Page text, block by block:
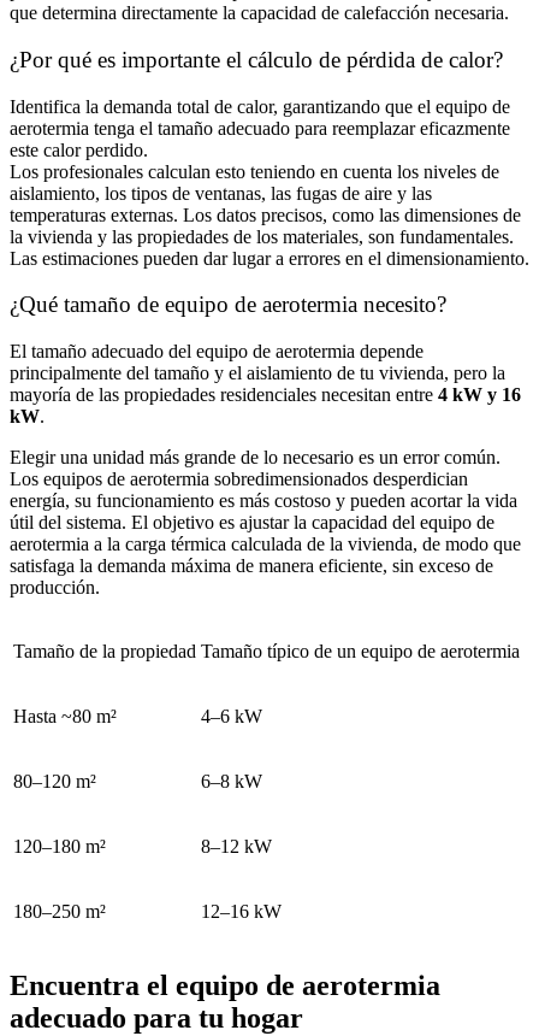
que determina directamente la capacidad de calefacción necesaria.
¿Por qué es importante el cálculo de pérdida de calor?
Identifica la demanda total de calor, garantizando que el equipo de
aerotermia tenga el tamaño adecuado para reemplazar eficazmente
este calor perdido.
Los profesionales calculan esto teniendo en cuenta los niveles de
aislamiento, los tipos de ventanas, las fugas de aire y las
temperaturas externas. Los datos precisos, como las dimensiones de
la vivienda y las propiedades de los materiales, son fundamentales.
Las estimaciones pueden dar lugar a errores en el dimensionamiento.
¿Qué tamaño de equipo de aerotermia necesito?
El tamaño adecuado del equipo de aerotermia depende
principalmente del tamaño y el aislamiento de tu vivienda, pero la
mayoría de las propiedades residenciales necesitan entre 4 kW y 16
kW.
Elegir una unidad más grande de lo necesario es un error común.
Los equipos de aerotermia sobredimensionados desperdician
energía, su funcionamiento es más costoso y pueden acortar la vida
útil del sistema. El objetivo es ajustar la capacidad del equipo de
aerotermia a la carga térmica calculada de la vivienda, de modo que
satisfaga la demanda máxima de manera eficiente, sin exceso de
producción.
Tamaño de la propiedad Tamaño típico de un equipo de aerotermia
Hasta ~80 m² 4–6 kW
80–120 m² 6–8 kW
120–180 m² 8–12 kW
180–250 m² 12–16 kW
Encuentra el equipo de aerotermia
adecuado para tu hogar